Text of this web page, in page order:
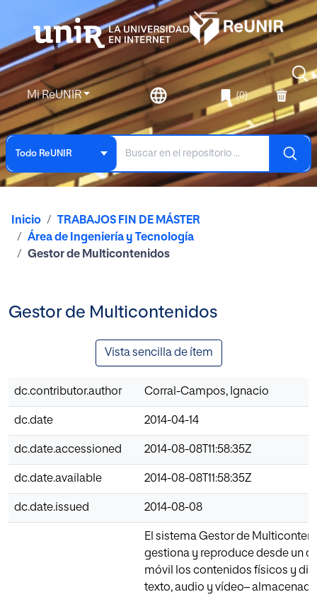
Mi ReUNIR (0)
Todo ReUNIR
Inicio
TRABAJOS FIN DE MÁSTER
Área de Ingeniería y Tecnología
Gestor de Multicontenidos
Gestor de Multicontenidos
Vista sencilla de ítem
dc.contributor.author Corral-Campos, Ignacio
dc.date 2014-04-14
dc.date.accessioned 2014-08-08T11:58:35Z
dc.date.available 2014-08-08T11:58:35Z
dc.date.issued 2014-08-08
El sistema Gestor de
gestiona y reproduce desde un
móvil los contenidos físicos y
texto, audio y vídeo–